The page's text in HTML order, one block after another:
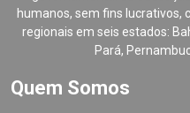
humanos, sem fins lucrativos,
regionais em seis estados:
Pará,
Quem Somos